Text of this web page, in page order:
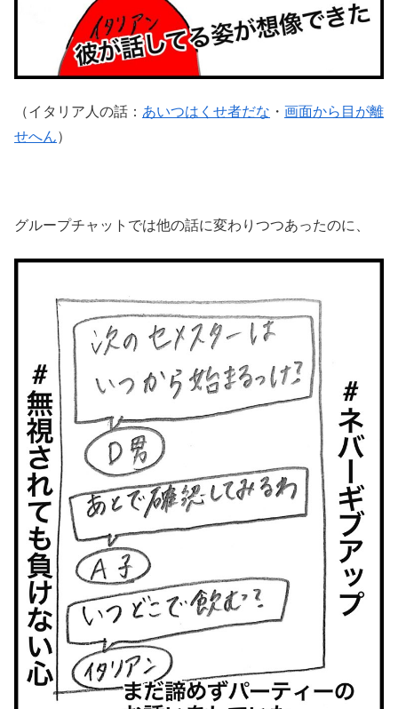
（イタリア人の話： あいつはくせ者だな ・ 画面から目が離
せへん）
グループチャットでは他の話に変わりつつあったのに、